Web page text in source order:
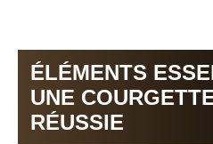
ÉLÉMENTS
UNE
RÉUSSIE